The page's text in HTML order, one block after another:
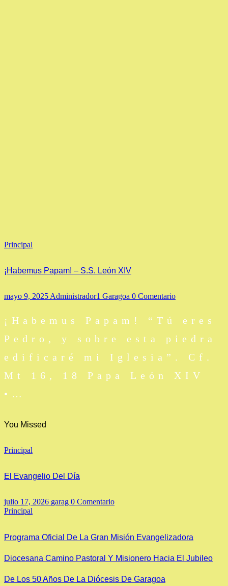
Principal
¡Habemus Papam! – S.s. León XIV
mayo 9, 2025Administrador1 Garagoa 0 Comentario
¡Habemus Papam! “Tú eres
Pedro, y sobre esta piedra
edificaré mi Iglesia”. Cf.
Mt 16, 18 Papa León XIV
•…
You Missed
Principal
El Evangelio Del Día
julio 17, 2026 garag 0 Comentario
Principal
Programa Oficial De La Gran Misión Evangelizadora
Diocesana Camino Pastoral Y Misionero Hacia El Jubileo
De Los 50 Años De La Diócesis De Garagoa